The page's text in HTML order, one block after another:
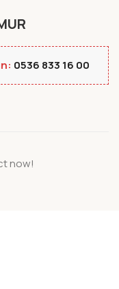
0536 833 16 00
now!